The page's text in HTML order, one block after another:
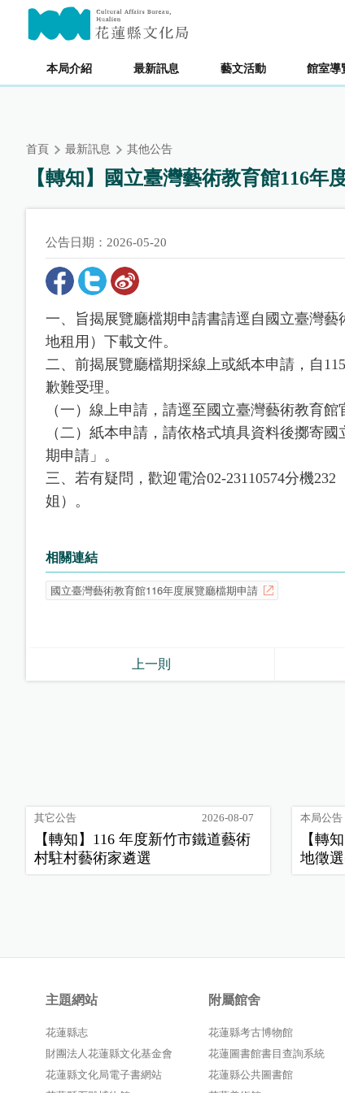
內
本局介紹 最新訊息 藝文活動 館室導
主要內容區塊
首頁 最新訊息 其他公告
【轉知】國立臺灣藝術教育館116
公告日期：2026-05-20
一、旨揭展覽廳檔期申請書請逕自國立臺灣藝
地租用）下載文件。
二、前揭展覽廳檔期採線上或紙本申請，自
歉難受理。
（一）線上申請，請逕至國立臺灣藝術教育館
（二）紙本申請，請依格式填具資料後擲寄
期申請」。
三、若有疑問，歡迎電洽02-23110574分機
姐）。
相關連結
國立臺灣藝術教育館116年度展覽廳檔期申請
上一則
其它公告 2026-08-07
【轉知】116 年度新竹市鐵道藝術
村駐村藝術家遴選
本局公告
【轉
地徵
主題網站
花蓮縣志
財團法人花蓮縣文化基金會
花蓮縣文化局電子書網站
附屬館舍
花蓮縣考古博物館
花蓮圖書館書目查詢系統
花蓮縣公共圖書館